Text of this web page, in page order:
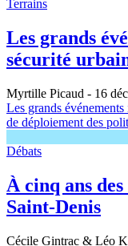
Terrains
Les grands
sécurité
Myrtille Picaud - 16
Les grands
de déploiement des
Débats
À cinq ans
Saint-Denis
Cécile Gintrac & Léo